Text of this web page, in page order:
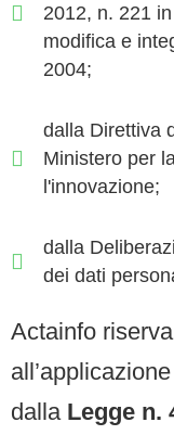
2012, n. 221
modifica e
2004;
dalla Direttiva
Ministero per
l'innovazione;
dalla
dei dati
Actainfo riserva
dalla Legge n.